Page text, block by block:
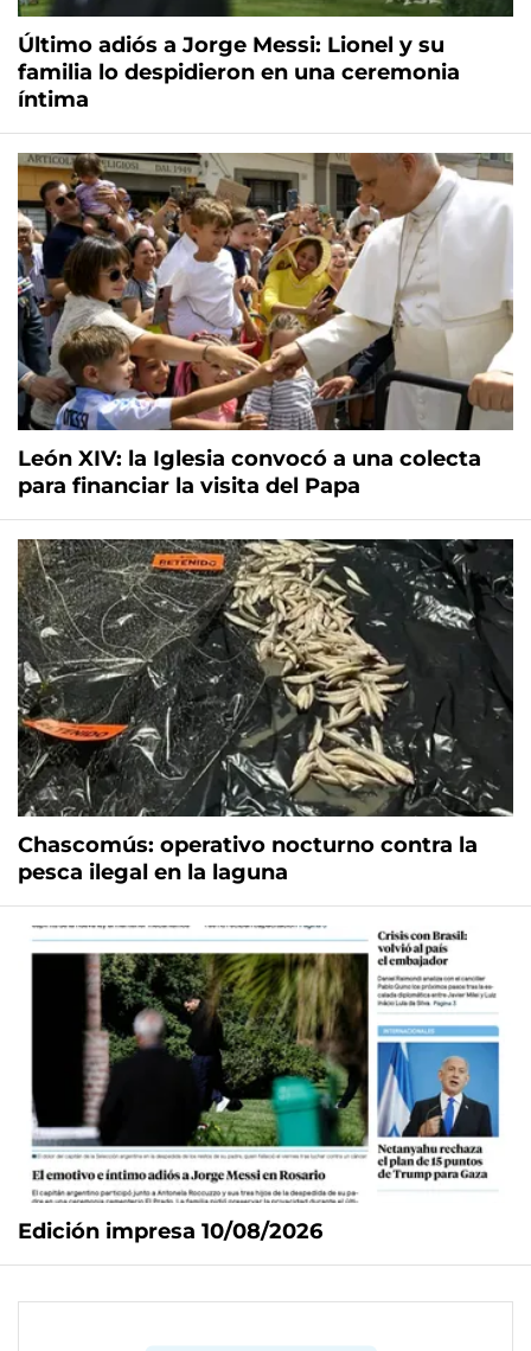
Último adiós a Jorge Messi: Lionel y su
familia lo despidieron en una ceremonia
íntima
León XIV: la Iglesia convocó a una colecta
para financiar la visita del Papa
Chascomús: operativo nocturno contra la
pesca ilegal en la laguna
Edición impresa 10/08/2026